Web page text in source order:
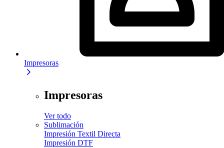
Impresoras
Impresoras
Ver todo
Sublimación
Impresión Textil Directa
Impresión DTF